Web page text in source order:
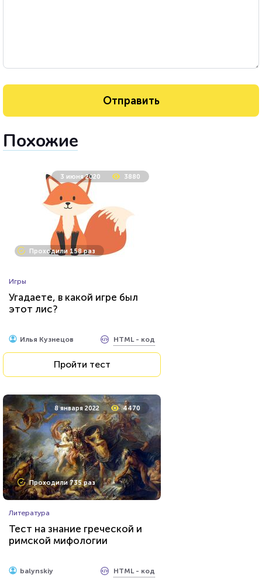
Похожие
3 июня 2020 3880
Проходили 158 раз
Игры
Угадаете, в какой игре был
этот лис?
Илья Кузнецов HTML - код
Пройти тест
8 января 2022 4470
Проходили 735 раз
Литература
Тест на знание греческой и
римской мифологии
balynskiy HTML - код